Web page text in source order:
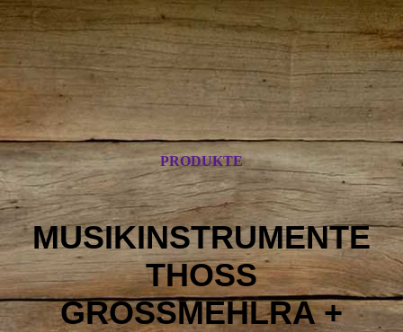
PRODUKTE
MUSIKINSTRUMENTE
THOSS
GROSSMEHLRA +